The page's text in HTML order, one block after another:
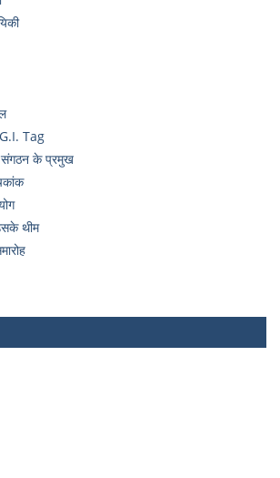
Tag
संगठन के प्रमुख
थीम